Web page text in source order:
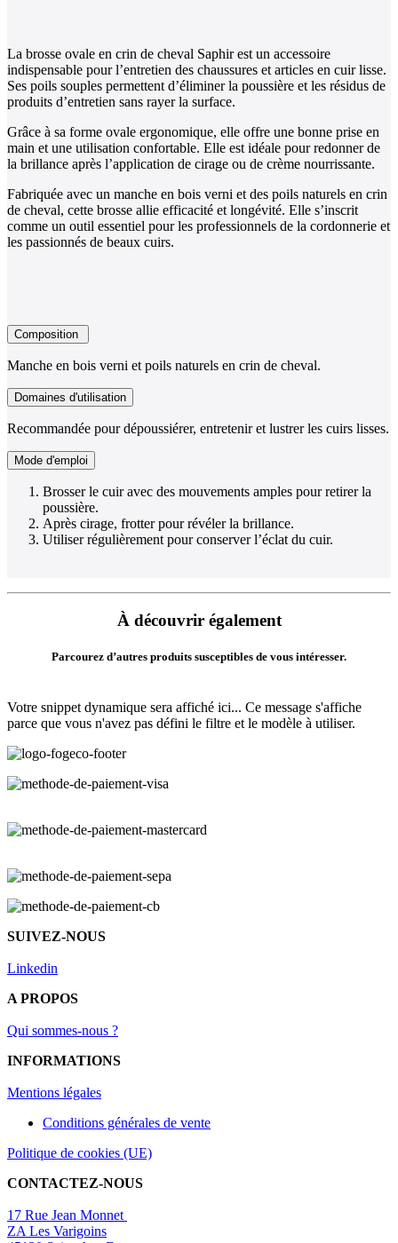
La brosse ovale en crin de cheval Saphir est un accessoire
indispensable pour l’entretien des chaussures et articles en cuir lisse.
Ses poils souples permettent d’éliminer la poussière et les résidus de
produits d’entretien sans rayer la surface.
Grâce à sa forme ovale ergonomique, elle offre une bonne prise en
main et une utilisation confortable. Elle est idéale pour redonner de
la brillance après l’application de cirage ou de crème nourrissante.
Fabriquée avec un manche en bois verni et des poils naturels en crin
de cheval, cette brosse allie efficacité et longévité. Elle s’inscrit
comme un outil essentiel pour les professionnels de la cordonnerie et
les passionnés de beaux cuirs.
Composition
Manche en bois verni et poils naturels en crin de cheval.
Domaines d'utilisation
Recommandée pour dépoussiérer, entretenir et lustrer les cuirs lisses.
Mode d'emploi
Brosser le cuir avec des mouvements amples pour retirer la
poussière.
Après cirage, frotter pour révéler la brillance.
Utiliser régulièrement pour conserver l’éclat du cuir.
À découvrir également
Parcourez d’autres produits susceptibles de vous intéresser.
Votre snippet dynamique sera affiché ici... Ce message s'affiche
parce que vous n'avez pas défini le filtre et le modèle à utiliser.
SUIVEZ-NOUS
Linkedin
A PROPOS
Qui sommes-nous ?
INFORMATIONS
Mentions légales
Conditions générales de vente
Politique de cookies (UE)
CONTACTEZ-NOUS
17 Rue Jean Monnet
ZA Les Varigoins